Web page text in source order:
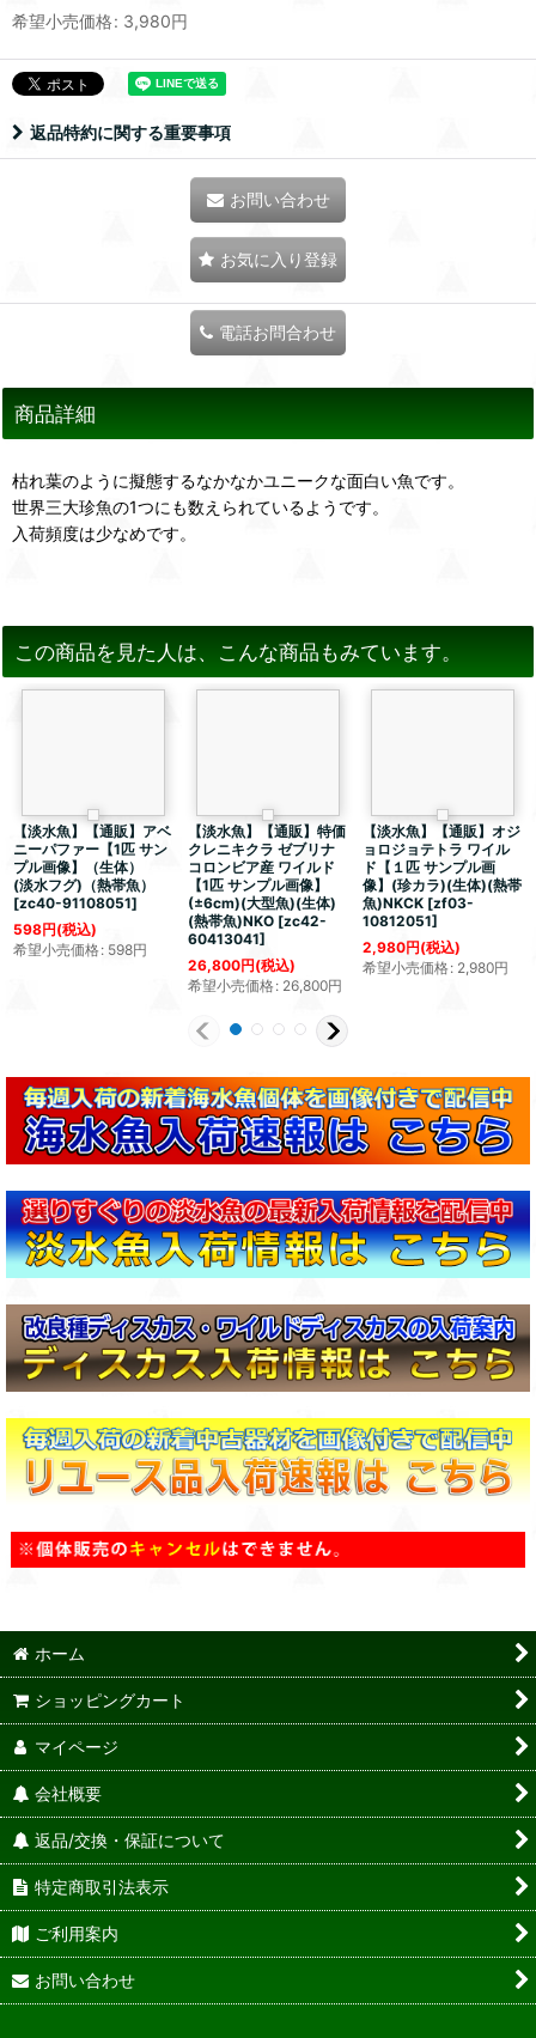
希望小売価格: 3,980円
返品特約に関する重要事項
お問い合わせ
お気に入り登録
電話お問合わせ
商品詳細
枯れ葉のように擬態するなかなかユニークな面白い魚です。
世界三大珍魚の1つにも数えられているようです。
入荷頻度は少なめです。
この商品を見た人は、こんな商品もみています。
【淡水魚】【通販】アベ
ニーパファー【1匹 サン
プル画像】（生体）
(淡水フグ)（熱帯魚）
[zc40-91108051]
598円(税込)
希望小売価格: 598円
【淡水魚】【通販】特価
クレニキクラ ゼブリナ
コロンビア産 ワイルド
【1匹 サンプル画像】
(±6cm)(大型魚)(生体)
(熱帯魚)NKO [zc42-
60413041]
26,800円(税込)
希望小売価格: 26,800円
【淡水魚】【通販】オジ
ョロジョテトラ ワイル
ド【１匹 サンプル画
像】(珍カラ)(生体)(熱帯
魚)NKCK [zf03-
10812051]
2,980円(税込)
希望小売価格: 2,980円
ホーム
ショッピングカート
マイページ
会社概要
返品/交換・保証について
特定商取引法表示
ご利用案内
お問い合わせ